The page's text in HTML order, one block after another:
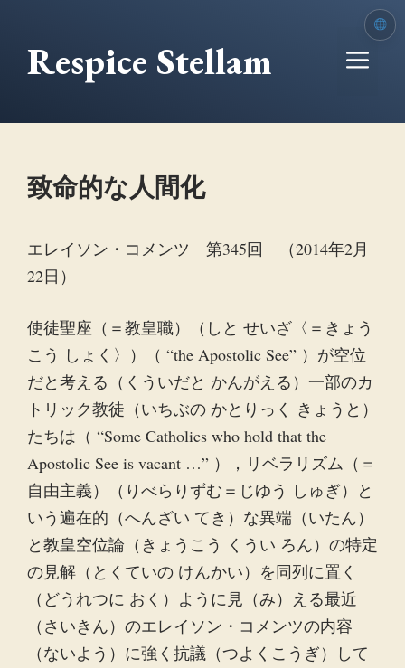
動
Respice Stellam メ
致命的な人間化
エレイソン・コメンツ 第345回 （2014年2月
22日）
使徒聖座（＝教皇職）（しと せいざ〈＝きょう
こう しょく〉）（ “the Apostolic See” ）が空位
だと考える（くういだと かんがえる）一部のカ
トリック教徒（いちぶの かとりっく きょうと）
たちは（ “Some Catholics who hold that the
Apostolic See is vacant …” ），リベラリズム（＝
自由主義）（りべらりずむ＝じゆう しゅぎ）と
いう遍在的（へんざい てき）な異端（いたん）
と教皇空位論（きょうこう くうい ろん）の特定
の見解（とくていの けんかい）を同列に置く
（どうれつに おく）ように見（み）える最近
（さいきん）のエレイソン・コメンツの内容
（ないよう）に強く抗議（つよくこうぎ）して